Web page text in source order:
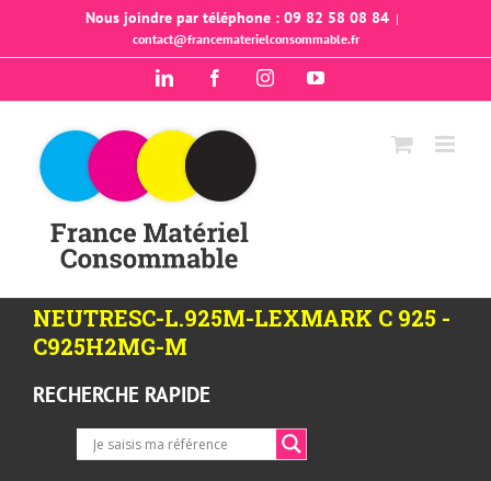
Nous joindre par téléphone : 09 82 58 08 84 |
contact@francematerielconsommable.fr
LinkedIn FacebookInstagramYouTube
NEUTRESC-L.925M-LEXMARK C 925 -
C925H2MG-M
RECHERCHE RAPIDE